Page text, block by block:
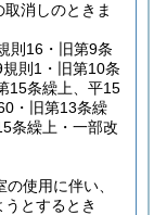
消しのときま
則16・旧第9条
則1・旧第10条
15条繰上、平15
・旧第13条繰
条繰上・一部改
使用に伴い、
とするとき